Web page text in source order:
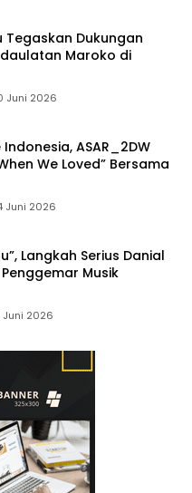
Tegaskan Dukungan
Maroko di
Juni 2026
ASAR_2DW
We Loved” Bersama
Juni 2026
Langkah Serius Danial
Musik
Juni 2026